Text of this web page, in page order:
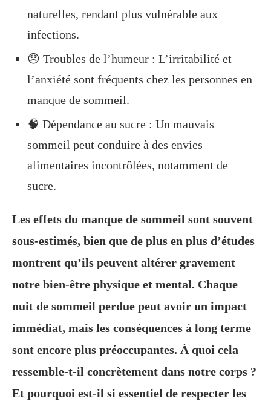
naturelles, rendant plus vulnérable aux
infections.
😞 Troubles de l’humeur : L’irritabilité et
l’anxiété sont fréquents chez les personnes en
manque de sommeil.
🧠 Dépendance au sucre : Un mauvais
sommeil peut conduire à des envies
alimentaires incontrôlées, notamment de
sucre.
Les effets du manque de sommeil sont souvent
sous-estimés, bien que de plus en plus d’études
montrent qu’ils peuvent altérer gravement
notre bien-être physique et mental. Chaque
nuit de sommeil perdue peut avoir un impact
immédiat, mais les conséquences à long terme
sont encore plus préoccupantes. À quoi cela
ressemble-t-il concrètement dans notre corps ?
Et pourquoi est-il si essentiel de respecter les